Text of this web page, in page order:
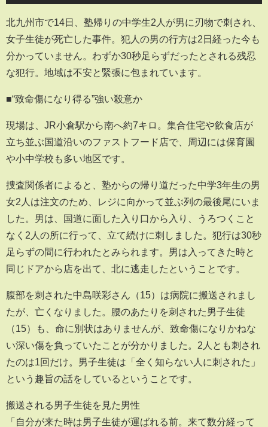
北九州市で14日、塾帰りの中学生2人が男に刃物で刺され、
女子生徒が死亡した事件。犯人の男の行方は2日経った今も
分かっていません。わずか30秒足らずだったとされる残忍
な犯行。地域は不安と緊張に包まれています。
■“致命傷になり得る”強い殺意か
現場は、JR小倉駅から南へ約7キロ。集合住宅や飲食店が
立ち並ぶ国道沿いのファストフード店で、周辺には保育園
や小中学校も多い地区です。
捜査関係者によると、塾からの帰り道だった中学3年生の男
女2人は注文のため、レジに向かって並ぶ列の最後尾にいま
した。男は、国道に面した入り口から入り、うろつくこと
なく2人の所に行って、立て続けに刺しました。犯行は30秒
足らずの間に行われたとみられます。男は入ってきた時と
同じドアから店を出て、北に逃走したということです。
腹部を刺された中島咲彩さん（15）は病院に搬送されまし
たが、亡くなりました。腰のあたりを刺された男子生徒
（15）も、命に別状はありませんが、致命傷になりかねな
い深い傷を負っていたことが分かりました。2人とも刺され
たのは1回だけ。男子生徒は「全く知らない人に刺された」
という趣旨の話をしているということです。
搬送される男子生徒を見た男性
「自分が来た時は男子生徒が運ばれる前。来て数分経って